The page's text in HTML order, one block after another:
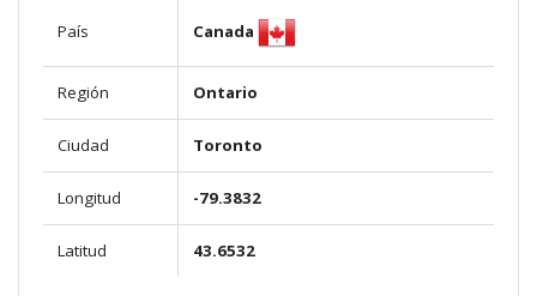
País Canada
Región Ontario
Ciudad Toronto
Longitud -79.3832
Latitud 43.6532